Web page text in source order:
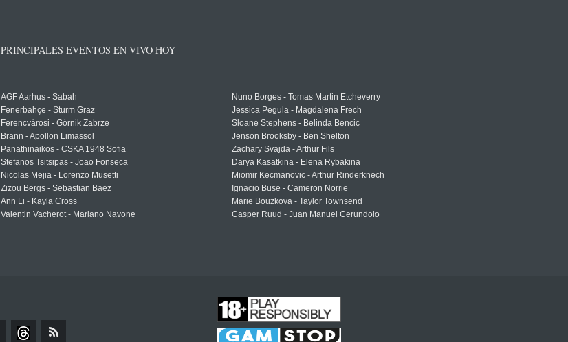
PRINCIPALES EVENTOS EN VIVO HOY
AGF Aarhus - Sabah
Fenerbahçe - Sturm Graz
Ferencvárosi - Górnik Zabrze
Brann - Apollon Limassol
Panathinaikos - CSKA 1948 Sofia
Stefanos Tsitsipas - Joao Fonseca
Nicolas Mejia - Lorenzo Musetti
Zizou Bergs - Sebastian Baez
Ann Li - Kayla Cross
Valentin Vacherot - Mariano Navone
Nuno Borges - Tomas Martin Etcheverry
Jessica Pegula - Magdalena Frech
Sloane Stephens - Belinda Bencic
Jenson Brooksby - Ben Shelton
Zachary Svajda - Arthur Fils
Darya Kasatkina - Elena Rybakina
Miomir Kecmanovic - Arthur Rinderknech
Ignacio Buse - Cameron Norrie
Marie Bouzkova - Taylor Townsend
Casper Ruud - Juan Manuel Cerundolo